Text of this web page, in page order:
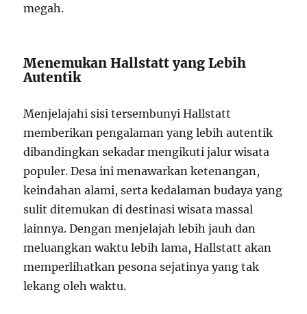
megah.
Menemukan Hallstatt yang Lebih
Autentik
Menjelajahi sisi tersembunyi Hallstatt
memberikan pengalaman yang lebih autentik
dibandingkan sekadar mengikuti jalur wisata
populer. Desa ini menawarkan ketenangan,
keindahan alami, serta kedalaman budaya yang
sulit ditemukan di destinasi wisata massal
lainnya. Dengan menjelajah lebih jauh dan
meluangkan waktu lebih lama, Hallstatt akan
memperlihatkan pesona sejatinya yang tak
lekang oleh waktu.